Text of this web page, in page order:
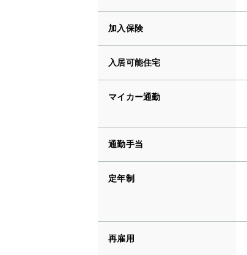
加入保険
入居可能住宅
マイカー通勤
通勤手当
定年制
再雇用